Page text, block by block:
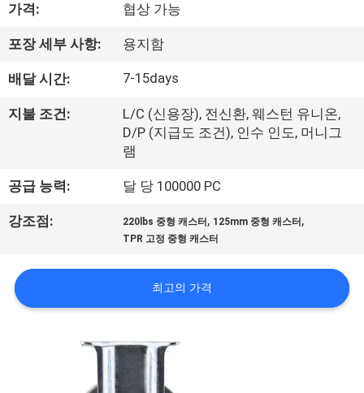
우
리
에
대
여
공
장
여
가격: 협상 가능
포장 세부 사항: 용지함
배달 시간: 7-15days
지불 조건:
L/C (신용장), 전신환, 웨스턴 유니온,
D/P (지급도 조건), 인수 인도, 머니그
램
공급 능력: 달 당 100000 PC
강조점: 220lbs 중형 캐스터 , 125mm 중형 캐스터 ,
TPR 고정 중형 캐스터
최고의 가격